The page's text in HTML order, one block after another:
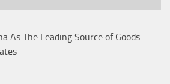
As The Leading Source of Goods